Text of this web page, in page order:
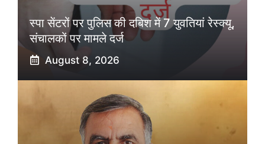
स्पा सेंटरों पर पुलिस की दबिश में 7 युवतियां रेस्क्यू,
संचालकों पर मामले दर्ज
August 8, 2026